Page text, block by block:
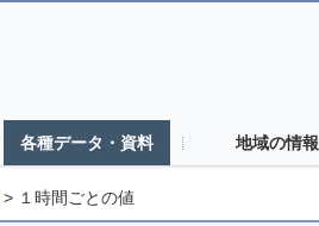
各種データ・資料 地域の情報
> １時間ごとの値